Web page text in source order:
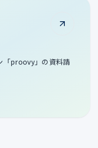
「proovy」の資料請